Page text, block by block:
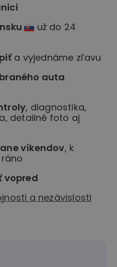
už do 24
a vyjednáme zľavu
auta
, diagnostika,
detailné foto aj
víkendov, k
vopred
a nezávislosti